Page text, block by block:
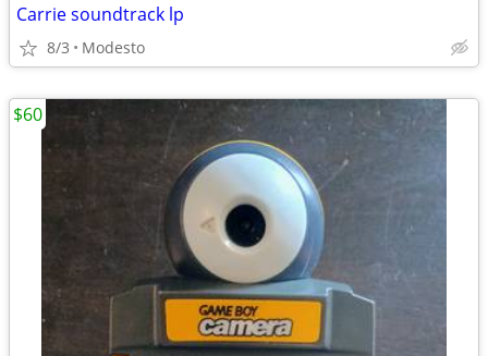
Carrie soundtrack lp
8/3 Modesto
$60